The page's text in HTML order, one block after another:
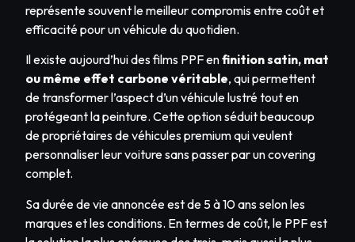
représente souvent le meilleur compromis entre coût et
efficacité pour un véhicule du quotidien.
Il existe aujourd’hui des films PPF enfinition satin, mat
ou même effet carbone véritable, qui permettent
de transformer l’aspect d’un véhicule lustré tout en
protégeant la peinture. Cette option séduit beaucoup
de propriétaires de véhicules premium qui veulent
personnaliser leur voiture sans passer par un covering
complet.
Sa durée de vie annoncée est de 5 à 10 ans selon les
marques et les conditions. En termes de coût, le PPF est